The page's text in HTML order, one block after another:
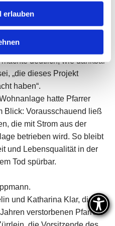
erlauben
des
mit Sebastian Dürr,
deutlich, wie dankbar
„die dieses Projekt
haben“.
hatte Pfarrer
Blick: Vorausschauend ließ
die mit Strom aus der
betrieben wird. So bleibt
und Lebensqualität in der
Tod spürbar.
und Katharina Klar, die
verstorbenen Pfarrers